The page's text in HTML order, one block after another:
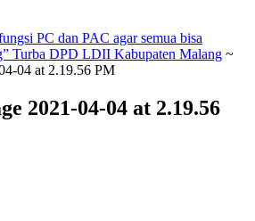
PC dan PAC agar semua bisa
Turba DPD LDII Kabupaten Malang ~
04 at 2.19.56 PM
2021-04-04 at 2.19.56